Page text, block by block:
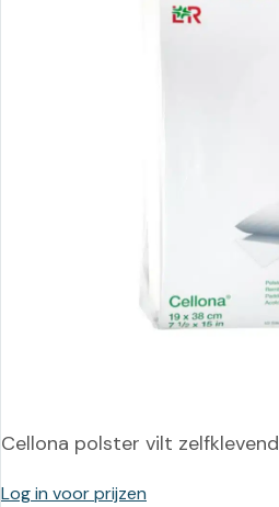
Cellona polster vilt zelfklevend
Log in voor prijzen